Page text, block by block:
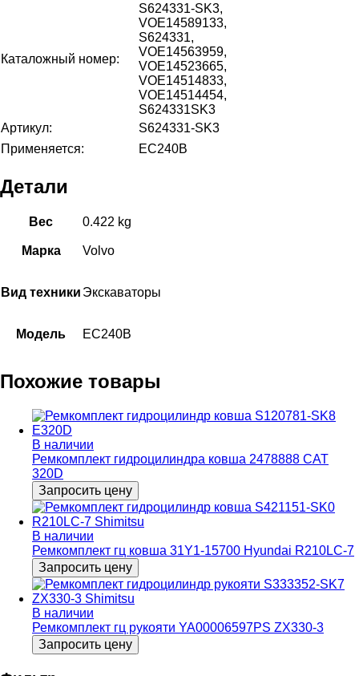
Каталожный номер:
S624331-SK3,
VOE14589133,
S624331,
VOE14563959,
VOE14523665,
VOE14514833,
VOE14514454,
S624331SK3
Артикул:
S624331-SK3
Применяется:
EC240B
Детали
Вес 0.422 kg
Марка Volvo
Вид техники Экскаваторы
Модель EC240B
Похожие товары
В наличии
Ремкомплект гидроцилиндра ковша 2478888 CAT
320D
Запросить цену
В наличии
Ремкомплект гц ковша 31Y1-15700 Hyundai R210LC-7
Запросить цену
В наличии
Ремкомплект гц рукояти YA00006597PS ZX330-3
Запросить цену